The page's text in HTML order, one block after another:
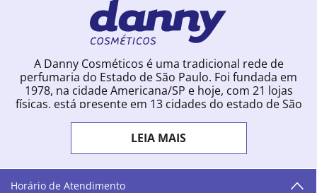
A Danny Cosméticos é uma tradicional rede de
perfumaria do Estado de São Paulo. Foi fundada em
1978, na cidade Americana/SP e hoje, com 21 lojas
físicas, está presente em 13 cidades do estado de São
começou a vender para todo o território brasileiro.
Com uma infinidade de marcas e a filosofia de vender
produtos que vão do popular ao luxo, a Danny
Cosméticos mantém parceria com aproximadamente
300 grandes fornecedores e lançamentos diários na
LEIA MAIS
Horário de Atendimento